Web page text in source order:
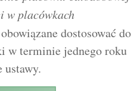
w placówkach
dostosować do
w terminie jednego roku
ustawy.